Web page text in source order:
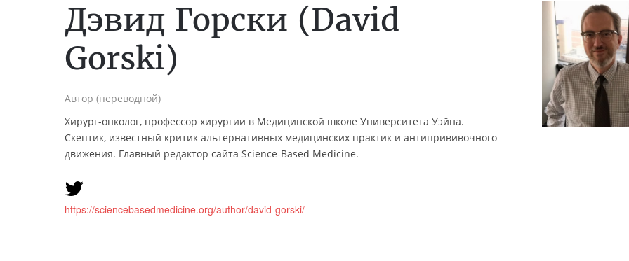
Дэвид Горски (David
Gorski)
Автор (переводной)
Хирург-онколог, профессор хирургии в Медицинской школе Университета Уэйна.
Скептик, известный критик альтернативных медицинских практик и антипрививочного
движения. Главный редактор сайта Science-Based Medicine.
https://sciencebasedmedicine.org/author/david-gorski/